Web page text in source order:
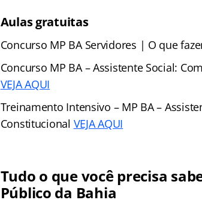
Aulas gratuitas
Concurso MP BA Servidores | O que
Concurso MP BA – Assistente Social:
VEJA AQUI
Treinamento Intensivo – MP BA –
Constitucional VEJA AQUI
Tudo o que você precisa
Público da Bahia